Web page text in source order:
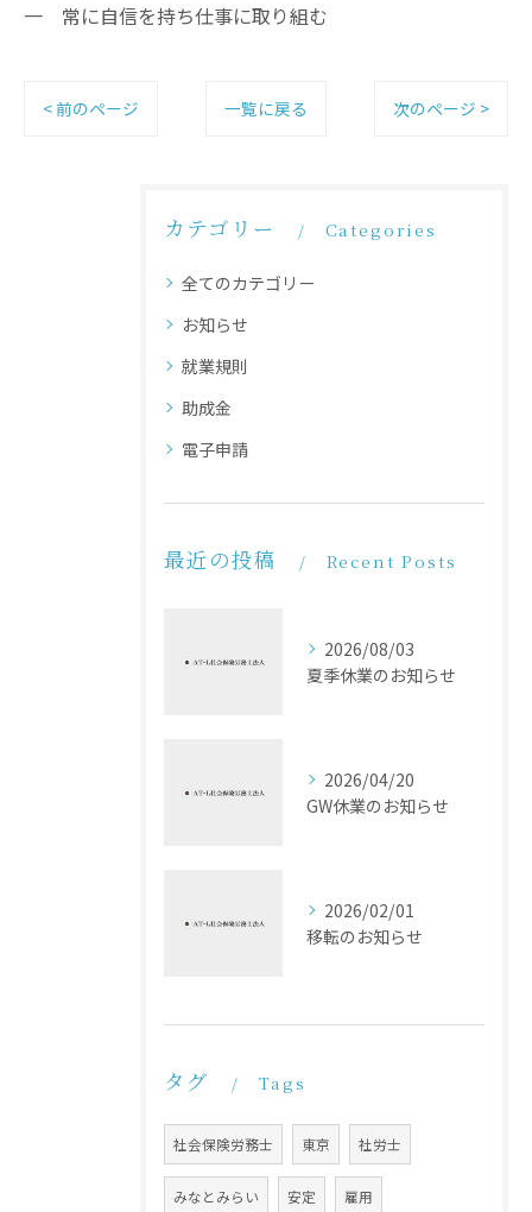
一 常に自信を持ち仕事に取り組む
< 前のページ 一覧に戻る 次のページ >
カテゴリー Categories
全てのカテゴリー
お知らせ
就業規則
助成金
電子申請
最近の投稿 Recent Posts
2026/08/03
夏季休業のお知らせ
2026/04/20
GW休業のお知らせ
2026/02/01
移転のお知らせ
タグ Tags
社会保険労務士 東京 社労士
みなとみらい 安定 雇用